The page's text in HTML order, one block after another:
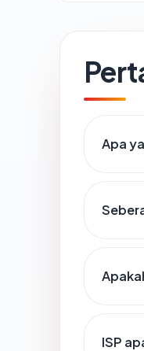
Apa
ISP